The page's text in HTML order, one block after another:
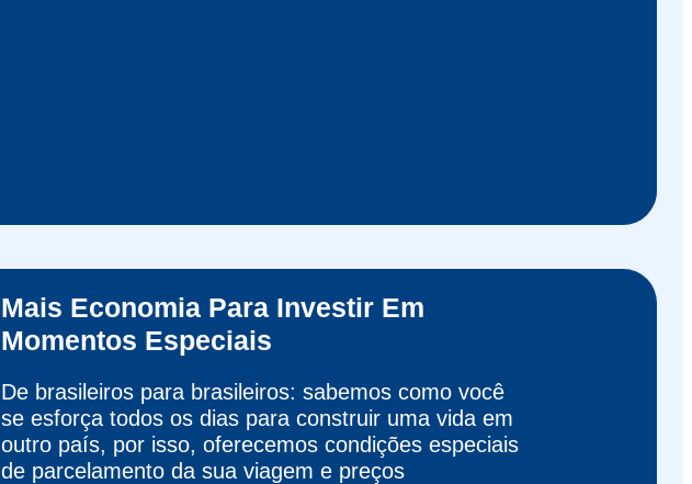
Mais Economia Para Investir Em
Momentos Especiais
De brasileiros para brasileiros: sabemos como você
se esforça todos os dias para construir uma vida em
outro país, por isso, oferecemos condições especiais
de parcelamento da sua viagem e preços